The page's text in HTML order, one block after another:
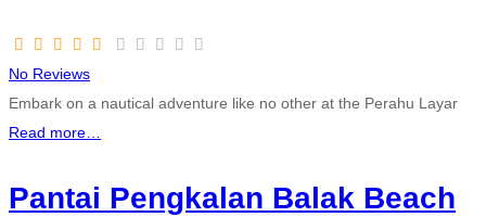
No Reviews
Embark on a nautical adventure like no other at the Perahu Layar
Read more…
Pantai Pengkalan Balak Beach